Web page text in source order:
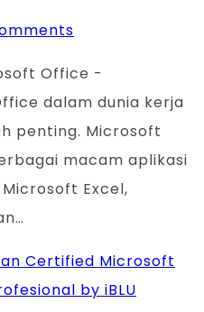
Office -
dalam dunia kerja
penting. Microsoft
macam aplikasi
Excel,
Certified Microsoft
by iBLU